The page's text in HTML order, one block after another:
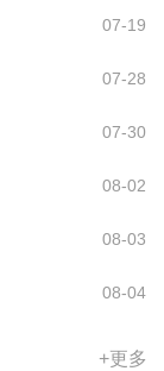
07-19
07-28
07-30
08-02
08-03
08-04
+更多